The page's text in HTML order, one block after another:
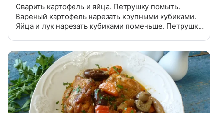
Сварить картофель и яйца. Петрушку помыть.
Вареный картофель нарезать крупными кубиками.
Яйца и лук нарезать кубиками поменьше. Петрушку
перцем и сумахом. Дать